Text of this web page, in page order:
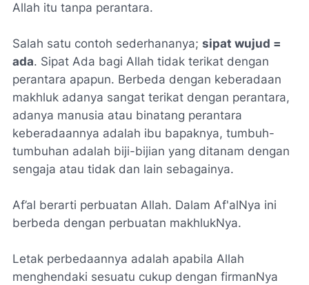
Allah itu tanpa perantara.
Salah satu contoh sederhananya; sipat wujud =
ada. Sipat Ada bagi Allah tidak terikat dengan
perantara apapun. Berbeda dengan keberadaan
makhluk adanya sangat terikat dengan perantara,
adanya manusia atau binatang perantara
keberadaannya adalah ibu bapaknya, tumbuh-
tumbuhan adalah biji-bijian yang ditanam dengan
sengaja atau tidak dan lain sebagainya.
Af’al berarti perbuatan Allah. Dalam Af'alNya ini
berbeda dengan perbuatan makhlukNya.
Letak perbedaannya adalah apabila Allah
menghendaki sesuatu cukup dengan firmanNya